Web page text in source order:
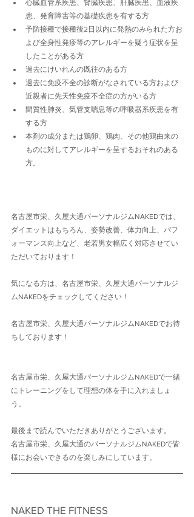
心臓血管系疾患、腎臓疾患、肝臓疾患、血液疾
患、発育障害等の基礎疾患を有する方
予防接種で接種後2日以内に発熱のみられた方お
よび全身性発疹等のアレルギーを疑う症状を呈
したことがある方
過去にけいれんの既往のある方
過去に免疫不全の診断がなされている方および
近親者に先天性免疫不全症の方がいる方
間質性肺炎、気管支喘息等の呼吸器系疾患を有
する方
本剤の成分または鶏卵、鶏肉、その他鶏由来の
ものに対してアレルギーを呈するおそれのある
方。
名古屋市栄、久屋大通パーソナルジムNAKEDでは、
ダイエットはもちろん、姿勢改善、体力向上、パフ
ォーマンス向上など、老若男女幅広く対応させてい
ただいております！
気になる方は、名古屋市栄、久屋大通パーソナルジ
ムNAKEDをチェックしてください！
名古屋市栄、久屋大通パーソナルジムNAKEDでお待
ちしております！
名古屋市栄、久屋大通パーソナルジムNAKEDで一緒
にトレーニングをして理想の体を手に入れましょ
う。
最後まで読んでいただきありがとうございます。
名古屋市栄、久屋大通のパーソナルジムNAKEDで皆
様にお会いできるのを楽しみにしています。
NAKED THE FITNESS